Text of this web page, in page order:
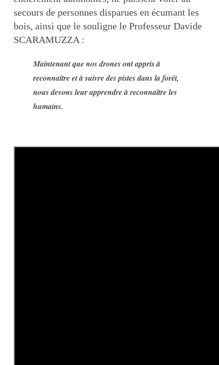
secours de personnes disparues en écumant les
bois, ainsi que le souligne le Professeur Davide
SCARAMUZZA :
Maintenant que nos drones ont appris à
reconnaître et à suivre des pistes dans la forêt,
nous devons leur apprendre à reconnaître les
humains.